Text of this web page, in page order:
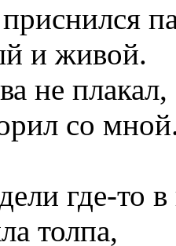
и живой.
не плакал,
со
где-то в
толпа,